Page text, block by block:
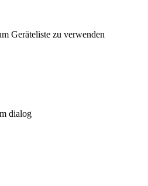
Geräteliste zu verwenden
dialog